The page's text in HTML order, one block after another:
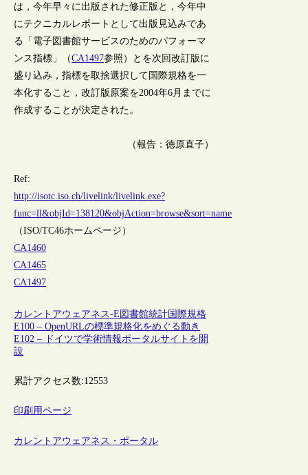
は，今年早々に出版された修正版と，今年中
にテクニカルレポートとして出版見込みであ
る「電子図書館サービスのためのパフォーマ
ンス指標」（CA1497参照）とを次回改訂版に
盛り込み，指標を取捨選択して国際規格を一
本化すること，改訂版原案を2004年6月までに
作成することが決定された。
（報告：徳原直子）
Ref:
http://isotc.iso.ch/livelink/livelink.exe?
func=ll&objId=138120&objAction=browse&sort=name
（ISO/TC46ホームページ）
CA1460
CA1465
CA1497
カレントアウェアネス-E 図書館統計国際規格
E100 – OpenURLの標準規格化をめぐる動き
E102 – ドイツで学術情報ポータルサイトを開
設
累計アクセス数:12553
印刷用ページ
カレントアウェアネス・ポータル